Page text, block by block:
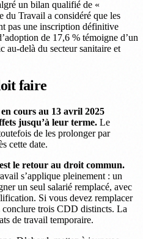
un bilan qualifié de «
du Travail a considéré que les
pas une inscription définitive
de 17,6 % témoigne d’un
au-delà du secteur sanitaire et
faire
cours au 13 avril 2025
jusqu’à leur terme. Le
de les prolonger par
cette date.
le retour au droit commun.
s’applique pleinement : un
un seul salarié remplacé, avec
Si vous devez remplacer
conclure trois CDD distincts. La
de travail temporaire.